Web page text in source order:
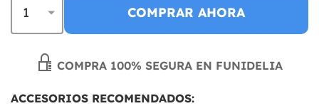
COMPRAR AHORA
COMPRA 100% SEGURA EN FUNIDELIA
ACCESORIOS RECOMENDADOS: